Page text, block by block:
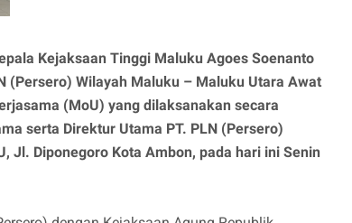
Kejaksaan Tinggi Maluku Agoes Soenanto
(Persero) Wilayah Maluku – Maluku Utara Awat
(MoU) yang dilaksanakan secara
serta Direktur Utama PT. PLN (Persero)
Jl. Diponegoro Kota Ambon, pada hari ini Senin